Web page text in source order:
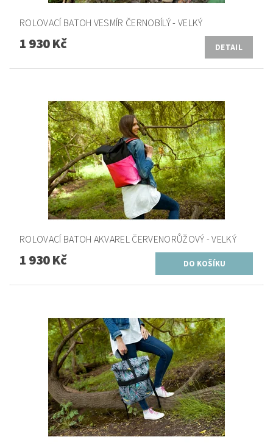
ROLOVACÍ BATOH VESMÍR ČERNOBÍLÝ - VELKÝ
1 930 Kč DETAIL
ROLOVACÍ BATOH AKVAREL ČERVENORŮŽOVÝ - VELKÝ
1 930 Kč